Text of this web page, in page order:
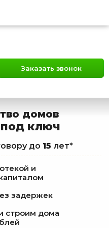
Заказать звонок
домов
ключ
до 15 лет*
и
задержек
строим дома